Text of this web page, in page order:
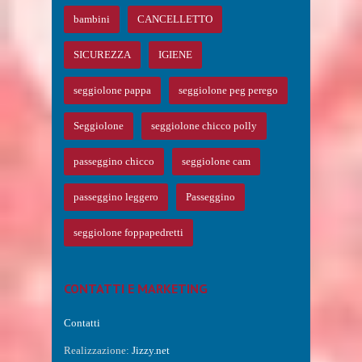
bambini CANCELLETTO
SICUREZZA IGIENE
seggiolone pappa seggiolone peg perego
Seggiolone seggiolone chicco polly
passeggino chicco seggiolone cam
passeggino leggero Passeggino
seggiolone foppapedretti
CONTATTI E MARKETING
Contatti
Realizzazione: Jizzy.net